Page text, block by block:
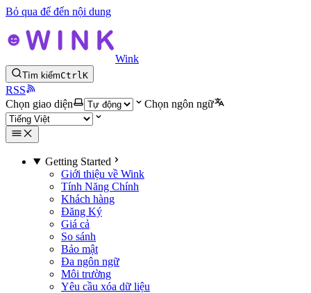
Bỏ qua để đến nội dung
Wink
Tìm kiếmCtrlK
RSS
Chọn giao diện
Chọn ngôn ngữ
Getting Started
Giới thiệu về Wink
Tính Năng Chính
Khách hàng
Đăng Ký
Giá cả
So sánh
Bảo mật
Đa ngôn ngữ
Môi trường
Yêu cầu xóa dữ liệu